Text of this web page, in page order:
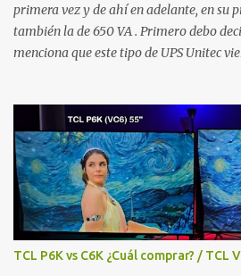
primera vez y de ahí en adelante, en su
también la de 650 VA . Primero debo
menciona que este tipo de UPS Unitec
irse perdiendo, por lo cual se
menos 10 horas. Entonces, para
conecta al toma de corriente sin
que inmediatamente se la ha conectado
color verde (primer bombillo). Entonces,
parpadea quiere decir que la batería ya
cual ya se pueden conectar la PC,
deseen proteger. Si el Bombillo LED
TCL P6K vs C6K ¿Cuál comprar? / TCL